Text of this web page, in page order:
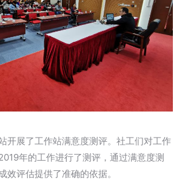
开展了工作站满意度测评。社工们对工作
年的工作进行了测评，通过满意度测
效评估提供了准确的依据。